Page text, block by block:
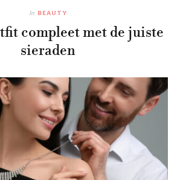
In BEAUTY
compleet met de juiste
sieraden